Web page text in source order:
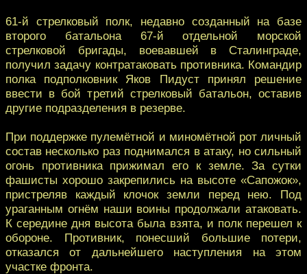
61-й стрелковый полк, недавно созданный на базе
второго батальона 67-й отдельной морской
стрелковой бригады, воевавшей в Сталинграде,
получил задачу контратаковать противника. Командир
полка подполковник Яков Пидуст принял решение
ввести в бой третий стрелковый батальон, оставив
другие подразделения в резерве.
При поддержке пулемётной и миномётной рот личный
состав несколько раз поднимался в атаку, но сильный
огонь противника прижимал его к земле. За сутки
фашисты хорошо закрепились на высоте «Сапожок»,
пристреляв каждый клочок земли перед нею. Под
ураганным огнём наши воины продолжали атаковать.
К середине дня высота была взята, и полк перешел к
обороне. Противник, понесший большие потери,
отказался от дальнейшего наступления на этом
участке фронта.